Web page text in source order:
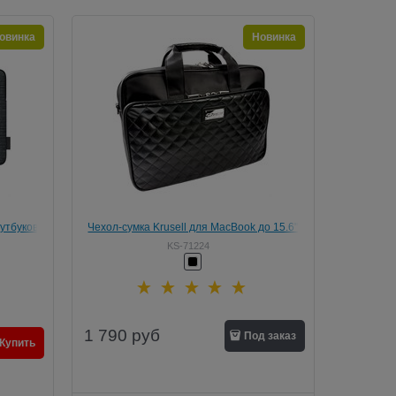
Купить
Чехол-сумка Krusell для MacBook до 15.6"
(Цвет: Чёрный)
KS-71224
Новинка
1 790 руб Под заказ